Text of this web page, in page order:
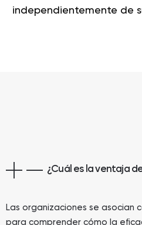
independientemente de
¿Cuál es la ventaja
Las organizaciones se asocian
para comprender cómo la